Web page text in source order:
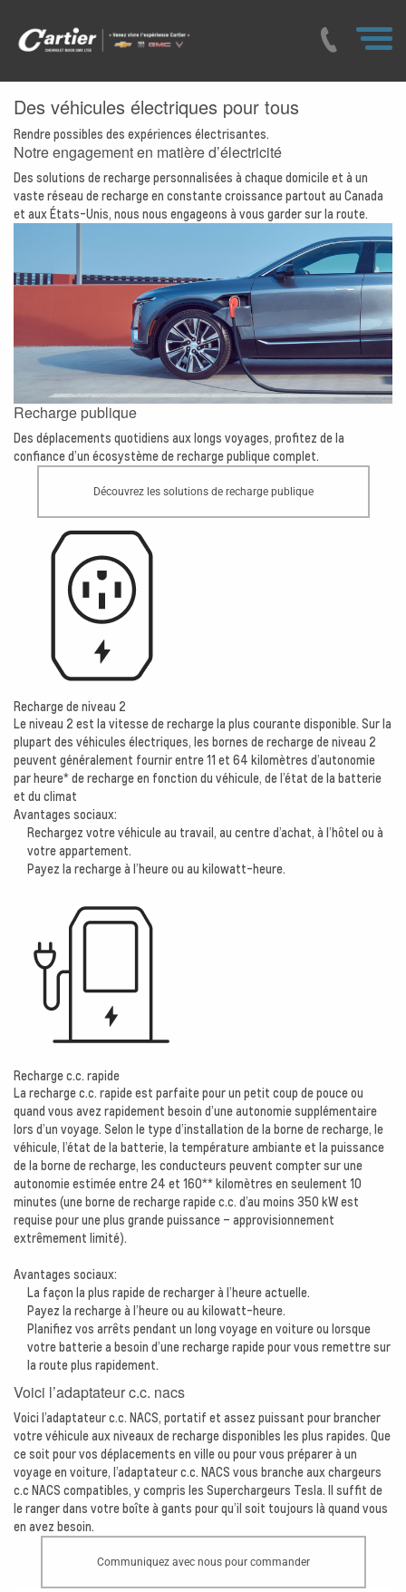
Des véhicules électriques pour tous
Rendre possibles des expériences électrisantes.
Notre engagement en matière d’électricité
Des solutions de recharge personnalisées à chaque domicile et à un
vaste réseau de recharge en constante croissance partout au Canada
et aux États-Unis, nous nous engageons à vous garder sur la route.
Recharge publique
Des déplacements quotidiens aux longs voyages, profitez de la
confiance d’un écosystème de recharge publique complet.
Découvrez les solutions de recharge publique
Recharge de niveau 2
Le niveau 2 est la vitesse de recharge la plus courante disponible. Sur la
plupart des véhicules électriques, les bornes de recharge de niveau 2
peuvent généralement fournir entre 11 et 64 kilomètres d’autonomie
par heure* de recharge en fonction du véhicule, de l’état de la batterie
et du climat
Avantages sociaux:
Rechargez votre véhicule au travail, au centre d’achat, à l’hôtel ou à
votre appartement.
Payez la recharge à l’heure ou au kilowatt-heure.
Recharge c.c. rapide
La recharge c.c. rapide est parfaite pour un petit coup de pouce ou
quand vous avez rapidement besoin d’une autonomie supplémentaire
lors d’un voyage. Selon le type d’installation de la borne de recharge, le
véhicule, l’état de la batterie, la température ambiante et la puissance
de la borne de recharge, les conducteurs peuvent compter sur une
autonomie estimée entre 24 et 160** kilomètres en seulement 10
minutes (une borne de recharge rapide c.c. d’au moins 350 kW est
requise pour une plus grande puissance – approvisionnement
extrêmement limité).
Avantages sociaux:
La façon la plus rapide de recharger à l’heure actuelle.
Payez la recharge à l’heure ou au kilowatt-heure.
Planifiez vos arrêts pendant un long voyage en voiture ou lorsque
votre batterie a besoin d’une recharge rapide pour vous remettre sur
la route plus rapidement.
Voici l’adaptateur c.c. nacs
Voici l’adaptateur c.c. NACS, portatif et assez puissant pour brancher
votre véhicule aux niveaux de recharge disponibles les plus rapides. Que
ce soit pour vos déplacements en ville ou pour vous préparer à un
voyage en voiture, l’adaptateur c.c. NACS vous branche aux chargeurs
c.c NACS compatibles, y compris les Superchargeurs Tesla. Il suffit de
le ranger dans votre boîte à gants pour qu’il soit toujours là quand vous
en avez besoin.
Communiquez avec nous pour commander